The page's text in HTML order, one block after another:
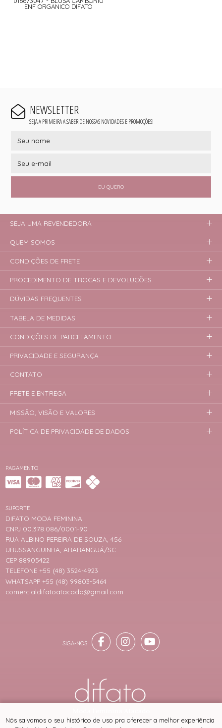
ENF ORGANICO DIFATO
NEWSLETTER
SEJA A PRIMEIRA A SABER DE NOSSAS NOVIDADES E PROMOÇÕES!
EU QUERO
PAGAMENTO
SUPORTE
DIFATO MODA FEMININA
CNPJ 00.378.086/0001-90
RUA ALBINO PEREIRA DE SOUZA, 456
URUSSANGUINHA, ARARANGUÁ/SC
CEP 88905422
TELEFONE +55 (48) 3524-4923
WHATSAPP +55 (48) 99803-5464
comercialdifatoatacado@gmail.com
SEJA UMA REVENDEDORA
QUEM SOMOS
CONDIÇÕES DE FRETE
PROCEDIMENTO DE TROCAS E DEVOLUÇÕES
DÚVIDAS FREQUENTES
TABELA DE MEDIDAS
CONDIÇÕES DE PARCELAMENTO
PRIVACIDADE E SEGURANÇA
CONTATO
FRETE E ENTREGA
MISSÃO, VISÃO E VALORES
POLÍTICA DE PRIVACIDADE DE DADOS
® TODOS DIREITOS RESERVADOS
Nós salvamos o seu histórico de uso pra oferecer a melhor experiência